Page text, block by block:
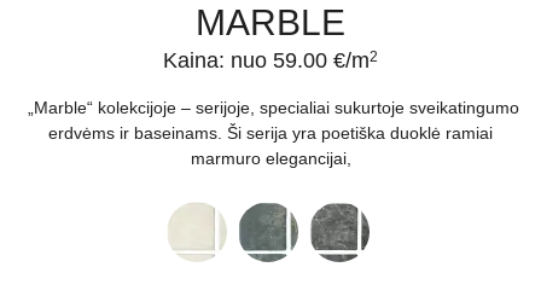
MARBLE
Kaina: nuo 59.00 €/m2
„Marble“ kolekcijoje – serijoje, specialiai sukurtoje sveikatingumo
erdvėms ir baseinams. Ši serija yra poetiška duoklė ramiai
marmuro elegancijai,